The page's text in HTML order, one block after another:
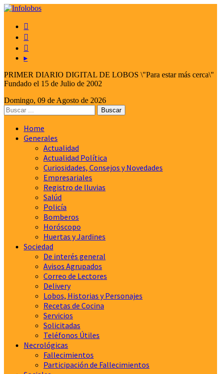



▸
PRIMER DIARIO DIGITAL DE LOBOS \"Para estar más cerca\"
Fundado el 15 de Julio de 2002
Domingo, 09 de Agosto de 2026
Home
Generales
Actualidad
Actualidad Política
Curiosidades, Consejos y Novedades
Empresariales
Registro de lluvias
Salúd
Policía
Bomberos
Horóscopo
Huertas y Jardines
Sociedad
De interés general
Avisos Agrupados
Correo de Lectores
Delivery
Lobos, Historias y Personajes
Recetas de Cocina
Servicios
Solicitadas
Teléfonos Útiles
Necrológicas
Fallecimientos
Participación de Fallecimientos